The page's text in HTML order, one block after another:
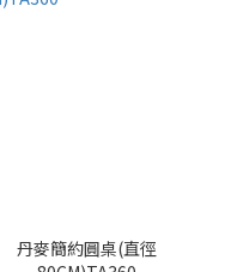
丹麥簡約圓桌(直徑